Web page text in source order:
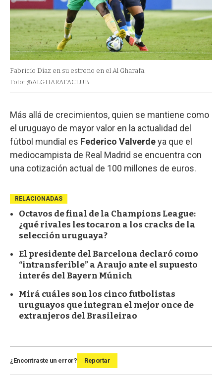
Fabricio Díaz en su estreno en el Al Gharafa.
Foto: @ALGHARAFACLUB
Más allá de crecimientos, quien se mantiene como
el uruguayo de mayor valor en la actualidad del
fútbol mundial es Federico Valverdeya que el
mediocampista de Real Madrid se encuentra con
una cotización actual de 100 millones de euros.
RELACIONADAS
Octavos de final de la Champions League:
¿qué rivales les tocaron a los cracks de la
selección uruguaya?
El presidente del Barcelona declaró como
“intransferible” a Araujo ante el supuesto
interés del Bayern Múnich
Mirá cuáles son los cinco futbolistas
uruguayos que integran el mejor once de
extranjeros del Brasileirao
¿Encontraste un error? Reportar